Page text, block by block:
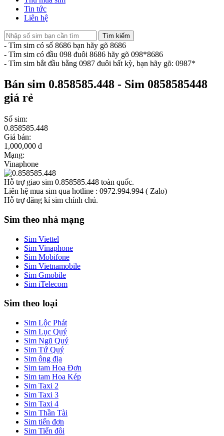
Tin tức
Liên hệ
Tìm kiếm
- Tìm sim có số 8686 bạn hãy gõ 8686
- Tìm sim có đầu 098 đuôi 8686 hãy gõ 098*8686
- Tìm sim bắt đầu bằng 0987 đuôi bất kỳ, bạn hãy gõ: 0987*
Bán sim 0.858585.448 - Sim 0858585448
giá rẻ
Số sim:
0.858585.448
Giá bán:
1,000,000 đ
Mạng:
Vinaphone
Hỗ trợ giao sim 0.858585.448 toàn quốc.
Liên hệ mua sim qua hotline : 0972.994.994 ( Zalo)
Hỗ trợ đăng kí sim chính chủ.
Sim theo nhà mạng
Sim Viettel
Sim Vinaphone
Sim Mobifone
Sim Vietnamobile
Sim Gmobile
Sim iTelecom
Sim theo loại
Sim Lộc Phát
Sim Lục Quý
Sim Ngũ Quý
Sim Tứ Quý
Sim ông địa
Sim tam Hoa Đơn
Sim tam Hoa Kép
Sim Taxi 2
Sim Taxi 3
Sim Taxi 4
Sim Thần Tài
Sim tiến đơn
Sim Tiến đôi